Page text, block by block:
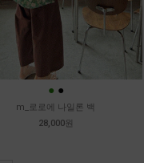
● ●
m_로로에 나일론 백
28,000원